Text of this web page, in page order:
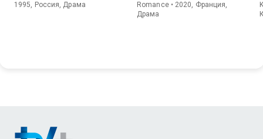
1995, Россия, Драма
Romance • 2020, Франция,
Драма